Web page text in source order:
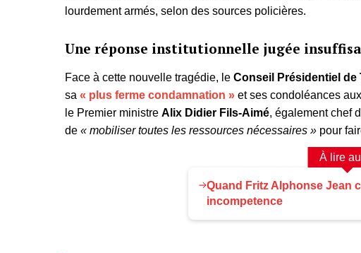
lourdement armés, selon des sources policières.
Une réponse institutionnelle jugée
Face à cette nouvelle tragédie, leConseil Présidentiel de
sa« plus ferme condamnation » et ses condoléances
le Premier ministreAlix Didier Fils-Aimé, également chef
de« mobiliser toutes les ressources nécessaires » pour
À lire
Quand Fritz Alphonse Jean
incompetence